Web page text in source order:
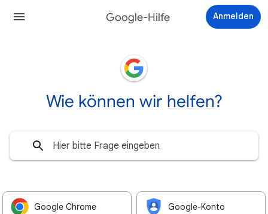
Google-Hilfe Anmelden
Wie können wir helfen?
Google Chrome Google-Konto